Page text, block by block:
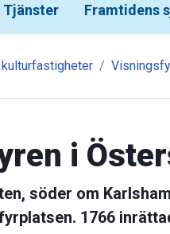
Tjänster Framtidens
kulturfastigheter
i
söder om
1766